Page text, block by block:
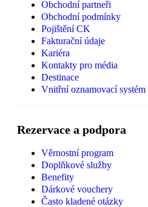
Obchodní partneři
Obchodní podmínky
Pojištění CK
Fakturační údaje
Kariéra
Kontakty pro média
Destinace
Vnitřní oznamovací systém
Rezervace a podpora
Věrnostní program
Doplňkové služby
Benefity
Dárkové vouchery
Často kladené otázky